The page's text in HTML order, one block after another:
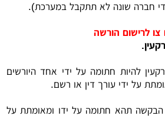
חברה שונה לא תתקבל במערכת).
לרישום הורשה
להיות חתומה על ידי אחד היורשים
על ידי עורך דין או רשם.
הבקשה תהא חתומה על ידו ומאומתת על